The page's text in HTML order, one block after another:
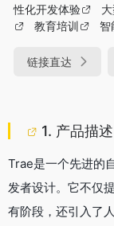
性化开发体验
教育培训
智
链接直达
1. 产品描述
Trae是一个先进的
发者设计。它不仅
有阶段，还引入了